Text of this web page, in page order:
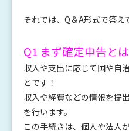
それでは、Q＆A形式で答え
Q1 まず確定申告と
収入や支出に応じて国や自
とです！
収入や経費などの情報を提
を行います。
この手続きは、個人や法人